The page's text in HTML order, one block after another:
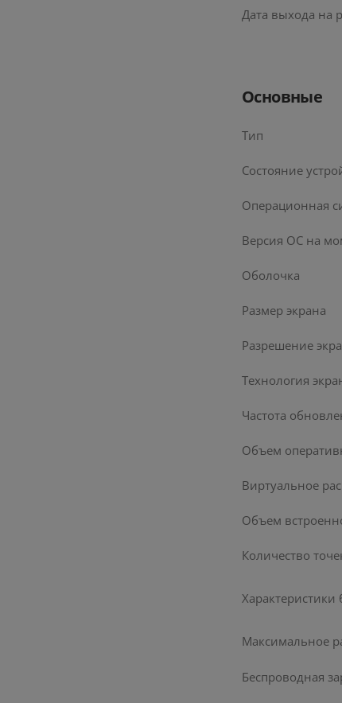
Дата выхода на
Основные
Тип
Состояние
Операционная
Версия ОС на
Оболочка
Размер экрана
Разрешение
Технология
Частота
Объем
Виртуальное
Объем
Количество
Характеристики
Максимальное
Беспроводная